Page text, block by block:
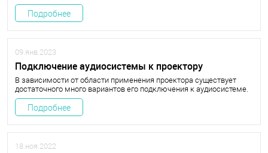
Подробнее
09.янв.2023
Подключение аудиосистемы к проектору
В зависимости от области применения проектора существует
достаточного много вариантов его подключения к аудиосистеме.
Подробнее
18.ноя.2022